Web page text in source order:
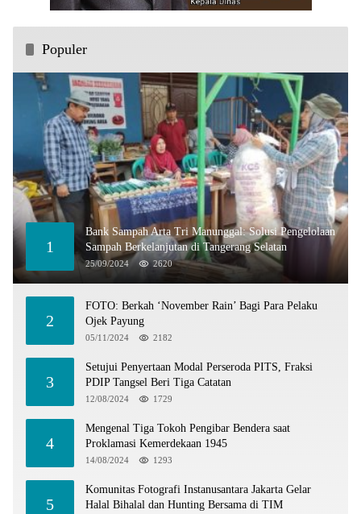
Populer
1
Bank Sampah Arta Tri Manunggal: Solusi Pengelolaan
Sampah Berkelanjutan di Tangerang Selatan
25/09/2024 2620
2
FOTO: Berkah ‘November Rain’ Bagi Para Pelaku
Ojek Payung
05/11/2024 2182
3
Setujui Penyertaan Modal Perseroda PITS, Fraksi
PDIP Tangsel Beri Tiga Catatan
12/08/2024 1729
4
Mengenal Tiga Tokoh Pengibar Bendera saat
Proklamasi Kemerdekaan 1945
14/08/2024 1293
5
Komunitas Fotografi Instanusantara Jakarta Gelar
Halal Bihalal dan Hunting Bersama di TIM